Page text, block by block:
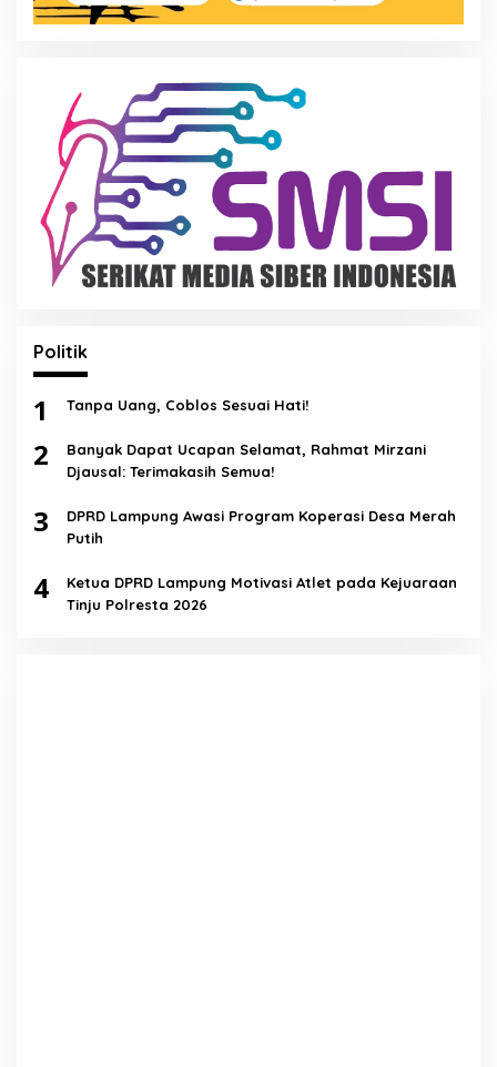
Politik
1 Tanpa Uang, Coblos Sesuai Hati!
2
Banyak Dapat Ucapan Selamat, Rahmat Mirzani
Djausal: Terimakasih Semua!
3
DPRD Lampung Awasi Program Koperasi Desa Merah
Putih
4
Ketua DPRD Lampung Motivasi Atlet pada Kejuaraan
Tinju Polresta 2026